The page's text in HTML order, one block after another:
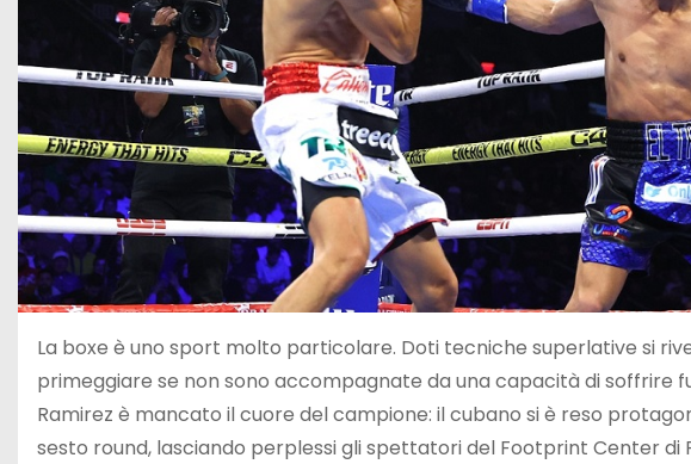
La boxe è uno sport molto particolare. Doti tecniche superlative si
primeggiare se non sono accompagnate da una capacità di soffrire
Ramirez è mancato il cuore del campione: il cubano si è reso
sesto round, lasciando perplessi gli spettatori del Footprint Center di